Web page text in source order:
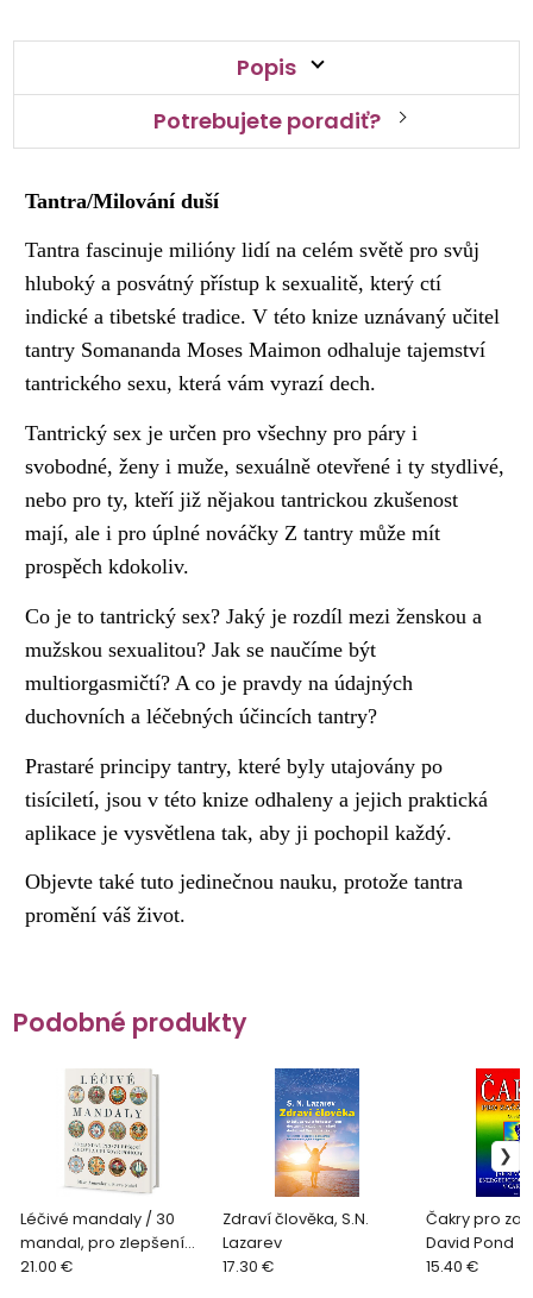
Popis
Potrebujete poradiť?
Tantra/Milování duší
Tantra fascinuje milióny lidí na celém světě pro svůj
hluboký a posvátný přístup k sexualitě, který ctí
indické a tibetské tradice. V této knize uznávaný učitel
tantry Somananda Moses Maimon odhaluje tajemství
tantrického sexu, která vám vyrazí dech.
Tantrický sex je určen pro všechny pro páry i
svobodné, ženy i muže, sexuálně otevřené i ty stydlivé,
nebo pro ty, kteří již nějakou tantrickou zkušenost
mají, ale i pro úplné nováčky Z tantry může mít
prospěch kdokoliv.
Co je to tantrický sex? Jaký je rozdíl mezi ženskou a
mužskou sexualitou? Jak se naučíme být
multiorgasmičtí? A co je pravdy na údajných
duchovních a léčebných účincích tantry?
Prastaré principy tantry, které byly utajovány po
tisíciletí, jsou v této knize odhaleny a jejich praktická
aplikace je vysvětlena tak, aby ji pochopil každý.
Objevte také tuto jedinečnou nauku, protože tantra
promění váš život.
Podobné produkty
Léčivé mandaly / 30
mandal, pro zlepšení
zdraví a celkové
21.00 €
Zdraví člověka, S.N.
Lazarev
17.30 €
Čakry pro
David Pond
15.40 €